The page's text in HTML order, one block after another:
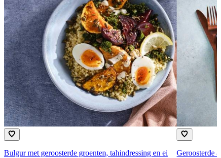
Bulgur met geroosterde groenten, tahindressing en ei
Geroosterde